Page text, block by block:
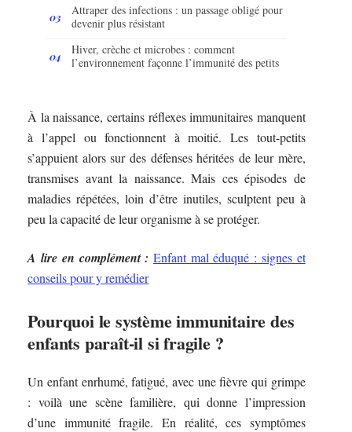
Attraper des infections : un passage obligé pour
devenir plus résistant
Hiver, crèche et microbes : comment
l’environnement façonne l’immunité des petits
À la naissance, certains réflexes immunitaires manquent
à l’appel ou fonctionnent à moitié. Les tout-petits
s’appuient alors sur des défenses héritées de leur mère,
transmises avant la naissance. Mais ces épisodes de
maladies répétées, loin d’être inutiles, sculptent peu à
peu la capacité de leur organisme à se protéger.
A lire en complément : Enfant mal éduqué : signes et
conseils pour y remédier
Pourquoi le système immunitaire des
enfants paraît-il si fragile ?
Un enfant enrhumé, fatigué, avec une fièvre qui grimpe
: voilà une scène familière, qui donne l’impression
d’une immunité fragile. En réalité, ces symptômes